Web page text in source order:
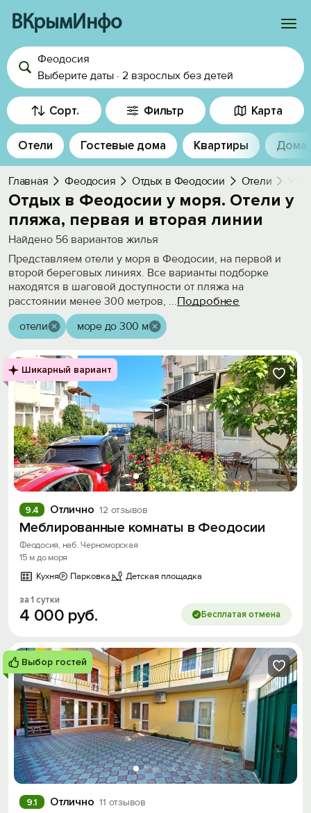
ВКрымИнфо
Войти
Избранное
История просмотра
Добавить свой объект
Феодосия
Выберите даты · 2 взрослых без детей
Сорт. Фильтр Карта
Отели Гостевые дома Квартиры Дома
Главная Феодосия Отдых в Феодосии Отели
Отдых в Феодосии у моря. Отели у
пляжа, первая и вторая линии
Найдено 56 вариантов жилья
Представляем отели у моря в Феодосии, на первой и
второй береговых линиях. Все варианты подборке
находятся в шаговой доступности от пляжа на
расстоянии менее 300 метров, ...Подробнее
отели море до 300 м
Шикарный вариант
Отлично 12 отзывов
9.4
Меблированные комнаты в Феодосии
Феодосия, наб. Черноморская
15 м до моря
Кухня
Парковка Детская площадка
за 1 сутки
4 000 руб. Бесплатая отмена
Выбор гостей
Отлично 11 отзывов
9.1